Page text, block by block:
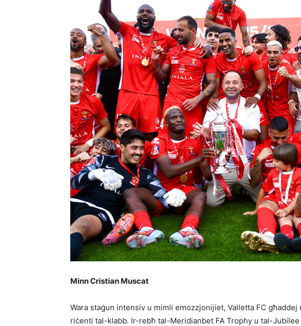
Minn Cristian Muscat
Wara staġun intensiv u mimli emozzjonijiet, Valletta FC
riċenti tal-klabb. Ir-rebħ tal-Meridianbet FA Trophy u tal-